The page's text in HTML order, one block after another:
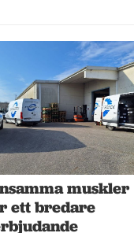
muskler
ett bredare